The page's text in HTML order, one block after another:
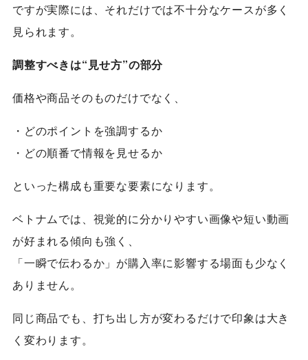
ですが実際には、それだけでは不十分なケースが多く
見られます。
調整すべきは“見せ方”の部分
価格や商品そのものだけでなく、
・どのポイントを強調するか
・どの順番で情報を見せるか
といった構成も重要な要素になります。
ベトナムでは、視覚的に分かりやすい画像や短い動画
が好まれる傾向も強く、
「一瞬で伝わるか」が購入率に影響する場面も少なく
ありません。
同じ商品でも、打ち出し方が変わるだけで印象は大き
く変わります。